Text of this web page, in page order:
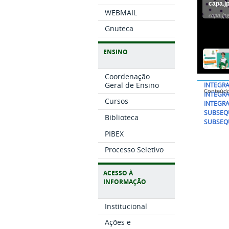
WEBMAIL
Gnuteca
ENSINO
Coordenação
Geral de Ensino
Cursos
Biblioteca
PIBEX
Processo Seletivo
ACESSO À
INFORMAÇÃO
Institucional
Ações e
capa.jpg